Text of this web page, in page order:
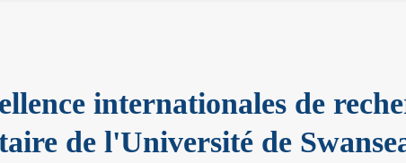
internationales de
de l'Université de